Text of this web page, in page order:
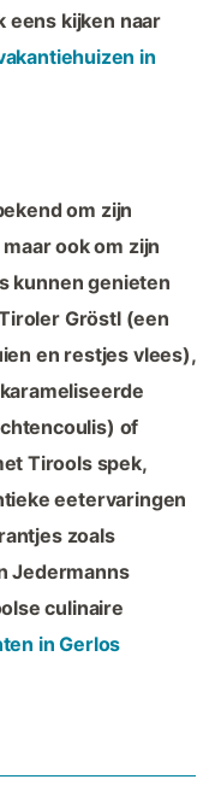
eens kijken naar
in
om zijn
ook om zijn
kunnen genieten
Gröstl (een
en restjes vlees),
of
Tirools spek,
eetervaringen
zoals
Jedermanns
culinaire
in Gerlos